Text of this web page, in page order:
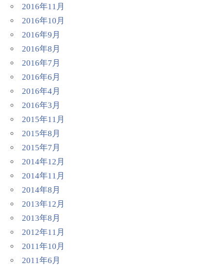
2016年11月
2016年10月
2016年9月
2016年8月
2016年7月
2016年6月
2016年4月
2016年3月
2015年11月
2015年8月
2015年7月
2014年12月
2014年11月
2014年8月
2013年12月
2013年8月
2012年11月
2011年10月
2011年6月